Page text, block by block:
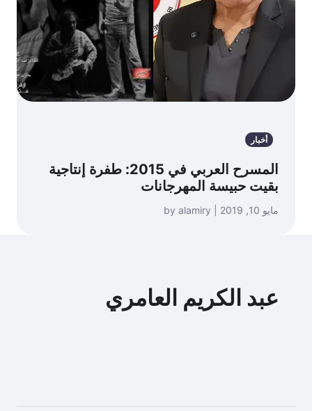
أخبار
المسرح العربي في 2015: طفرة إنتاجية
بقيت حبيسة المهرجانات
مايو 10, 2019 | by alamiry
عبد الكريم العامري